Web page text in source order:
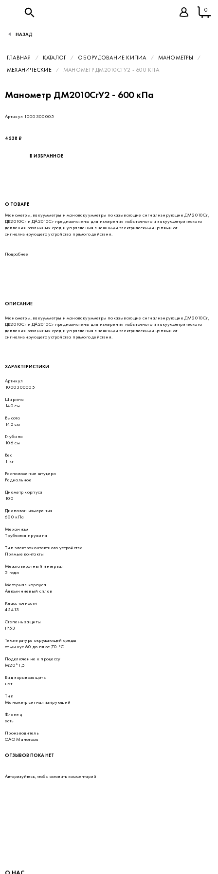
0
ГЛАВНАЯ КАТАЛОГ ОБОРУДОВАНИЕ КИПИА
МАНОМЕТРЫ
МЕХАНИЧЕСКИЕ
МАНОМЕТР ДМ2010СГУ2 - 600 КПА
Манометр ДМ2010СгУ2 - 600 кПа
Артикул 1000300005
4 538 ₽
В ИЗБРАННОЕ
О ТОВАРЕ
Манометры, вакуумметры и мановакуумметры показывающие сигнализирующие ДМ2010Сг,
ДВ2010Сг и ДА2010Сг предназначены для измерения избыточного и вакуумметрического
давления различных сред и управления внешними электрическими цепями от
сигнализирующего устройства прямого действия.
Подробнее
ОПИСАНИЕ
Манометры, вакуумметры и мановакуумметры показывающие сигнализирующие ДМ2010Сг,
ДВ2010Сг и ДА2010Сг предназначены для измерения избыточного и вакуумметрического
давления различных сред и управления внешними электрическими цепями от
сигнализирующего устройства прямого действия.
ХАРАКТЕРИСТИКИ
Артикул
1000300005
Ширина
140 см
Высота
145 см
Глубина
106 см
Вес
1 кг
Расположение штуцера
Радиальное
Диаметр корпуса
100
Диапазон измерения
600 кПа
Механизм
Трубчатая пружина
Тип электроконтактного устройства
Прямые контакты
Межповерочный интервал
2 года
Материал корпуса
Алюминиевый сплав
Класс точности
45413
Степень защиты
IP53
Температура окружающей среды
от минус 60 до плюс 70 °С
Подключение к процессу
М20*1,5
Вид взрывозащиты
нет
Тип
Манометр сигнализирующий
Фланец
есть
Производитель
ОАО Манотомь
ОТЗЫВОВ ПОКА НЕТ
Авторизуйтесь, чтобы оставить комментарий
НАЗАД